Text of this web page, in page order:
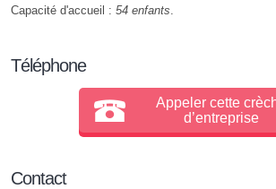
Capacité d'accueil : 54 enfants
Téléphone
Appeler cette
d’entreprise
Contact